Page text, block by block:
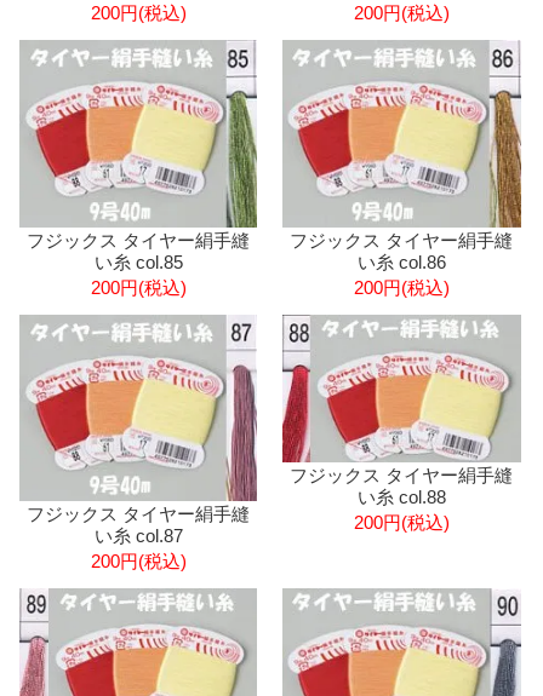
200円(税込)
200円(税込)
フジックス タイヤー絹手縫
い糸 col.85
200円(税込)
フジックス タイヤー絹手縫
い糸 col.86
200円(税込)
フジックス タイヤー絹手縫
い糸 col.87
200円(税込)
フジックス タイヤー絹手縫
い糸 col.88
200円(税込)